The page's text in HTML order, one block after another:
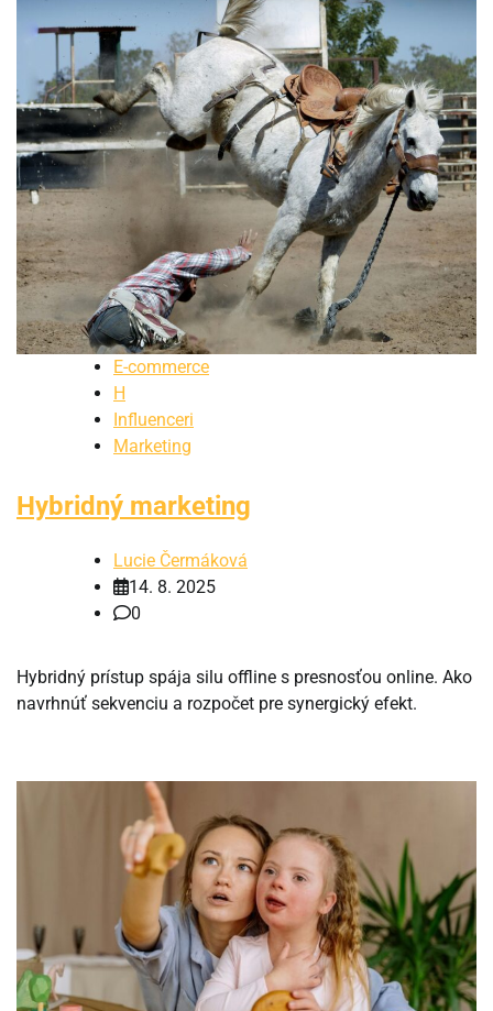
E-commerce
H
Influenceri
Marketing
Hybridný marketing
Lucie Čermáková
14. 8. 2025
0
Hybridný prístup spája silu offline s presnosťou online. Ako
navrhnúť sekvenciu a rozpočet pre synergický efekt.